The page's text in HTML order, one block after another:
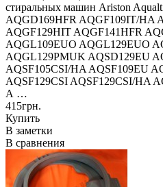
стиральных машин Ariston
AQGD169HFR AQGF109IT/HA
AQGF129HIT AQGF141HFR
AQGL109EUO AQGL129EUO
AQGL129PMUK AQSD129EU
AQSF105CSI/HA AQSF109EU
AQSF129CSI AQSF129CSI/HA
A …
415грн.
Купить
В заметки
В сравнения